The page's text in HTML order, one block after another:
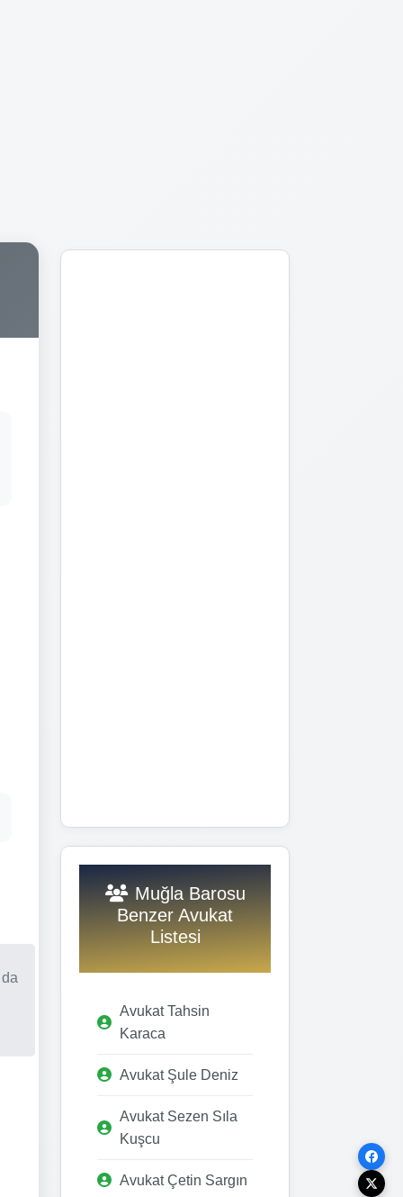
Muğla Barosu
Benzer Avukat
Listesi
Avukat Tahsin
Karaca
Avukat Şule Deniz
Avukat Sezen Sıla
Kuşcu
Avukat Çetin Sargın